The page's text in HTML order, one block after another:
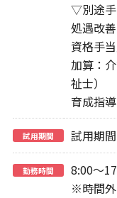
▽別途
処遇改
資格手
加算：
祉士）
育成指
試用期間 試用期
勤務時間
8:00～
※時間